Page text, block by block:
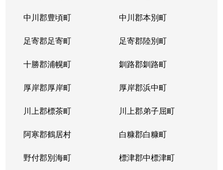
中川郡豊頃町 中川郡本別町
足寄郡足寄町 足寄郡陸別町
十勝郡浦幌町 釧路郡釧路町
厚岸郡厚岸町 厚岸郡浜中町
川上郡標茶町 川上郡弟子屈町
阿寒郡鶴居村 白糠郡白糠町
野付郡別海町 標津郡中標津町